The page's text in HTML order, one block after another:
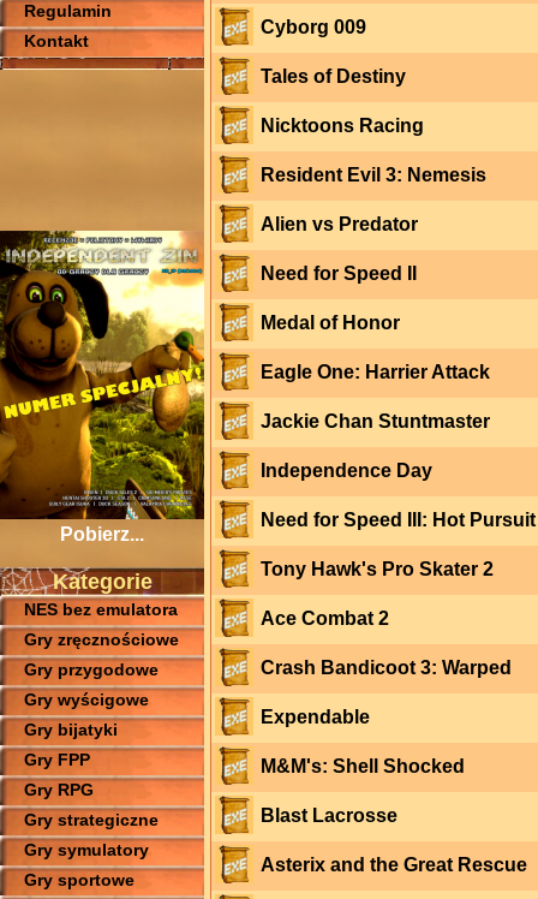
Regulamin
Kontakt
Pobierz...
Kategorie
NES bez emulatora
Gry zręcznościowe
Gry przygodowe
Gry wyścigowe
Gry bijatyki
Gry FPP
Gry RPG
Gry strategiczne
Gry symulatory
Gry sportowe
Cyborg 009
Tales of Destiny
Nicktoons Racing
Resident Evil 3: Nemesis
Alien vs Predator
Need for Speed II
Medal of Honor
Eagle One: Harrier Attack
Jackie Chan Stuntmaster
Independence Day
Need for Speed III: Hot Pursuit
Tony Hawk's Pro Skater 2
Ace Combat 2
Crash Bandicoot 3: Warped
Expendable
M&M's: Shell Shocked
Blast Lacrosse
Asterix and the Great Rescue